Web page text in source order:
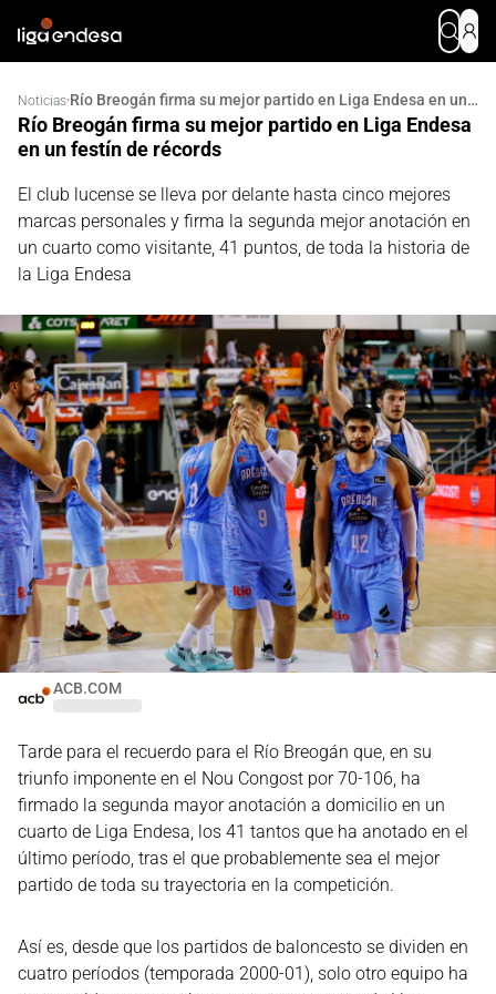
Noticias· Río Breogán firma su mejor partido en Liga Endesa en un festín de récords
Río Breogán firma su mejor partido en Liga Endesa
en un festín de récords
El club lucense se lleva por delante hasta cinco mejores
marcas personales y firma la segunda mejor anotación en
un cuarto como visitante, 41 puntos, de toda la historia de
la Liga Endesa
ACB.COM
Tarde para el recuerdo para el Río Breogán que, en su
triunfo imponente en el Nou Congost por 70-106, ha
firmado la segunda mayor anotación a domicilio en un
cuarto de Liga Endesa, los 41 tantos que ha anotado en el
último período, tras el que probablemente sea el mejor
partido de toda su trayectoria en la competición.
Así es, desde que los partidos de baloncesto se dividen en
cuatro períodos (temporada 2000-01), solo otro equipo ha